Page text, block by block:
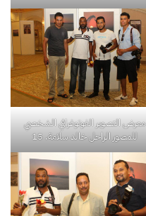
معرض التصوير الفوتوغرافي الشخصي
للمصور الراحل خالد سلامة. 15